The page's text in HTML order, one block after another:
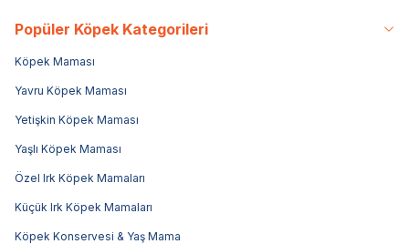
Popüler Köpek Kategorileri
Köpek Maması
Yavru Köpek Maması
Yetişkin Köpek Maması
Yaşlı Köpek Maması
Özel Irk Köpek Mamaları
Küçük Irk Köpek Mamaları
Köpek Konservesi & Yaş Mama